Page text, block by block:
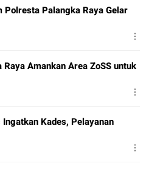
Palangka Raya Gelar
Amankan Area ZoSS untuk
Kades, Pelayanan